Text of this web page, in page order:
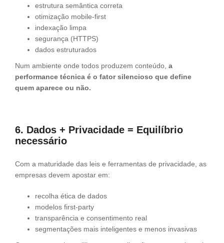
estrutura semântica correta
otimização mobile-first
indexação limpa
segurança (HTTPS)
dados estruturados
Num ambiente onde todos produzem conteúdo, a
performance técnica é o fator silencioso que define
quem aparece ou não.
6. Dados + Privacidade = Equilíbrio
necessário
Com a maturidade das leis e ferramentas de privacidade, as
empresas devem apostar em:
recolha ética de dados
modelos first-party
transparência e consentimento real
segmentações mais inteligentes e menos invasivas